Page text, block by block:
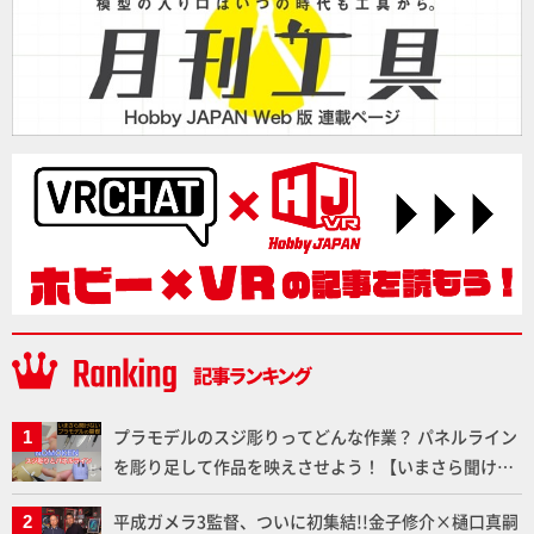
プラモデルのスジ彫りってどんな作業？ パネルライン
を彫り足して作品を映えさせよう！【いまさら聞けな
いプラモデルの基礎：スジ彫りとパネルライン】
平成ガメラ3監督、ついに初集結!!金子修介×樋口真嗣